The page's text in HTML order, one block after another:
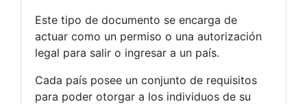
Este tipo de documento se encarga de
actuar como un permiso o una autorización
legal para salir o ingresar a un país.
Cada país posee un conjunto de requisitos
para poder otorgar a los individuos de su